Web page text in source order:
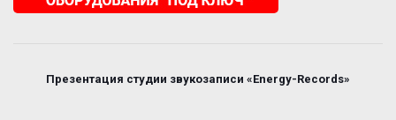
Презентация студии звукозаписи «Energy-Records»